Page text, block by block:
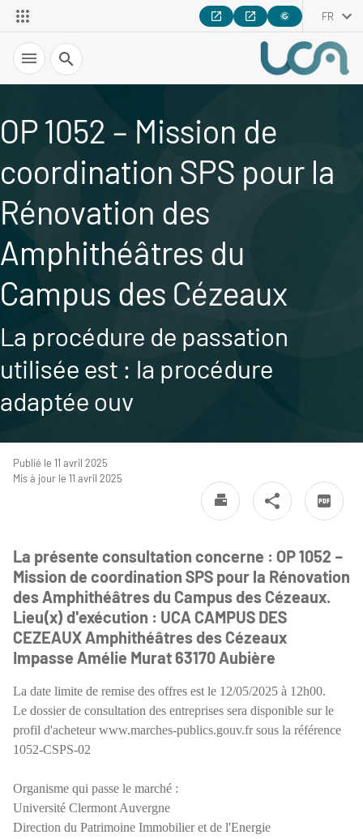
FR
Recherche
OP 1052 – Mission de
coordination SPS pour la
Rénovation des
Amphithéâtres du
Campus des Cézeaux
La procédure de passation
utilisée est : la procédure
adaptée ouv
Publié le 11 avril 2025
Mis à jour le 11 avril 2025
La présente consultation concerne : OP 1052 –
Mission de coordination SPS pour la Rénovation
des Amphithéâtres du Campus des Cézeaux.
Lieu(x) d'exécution : UCA CAMPUS DES
CEZEAUX Amphithéâtres des Cézeaux
Impasse Amélie Murat 63170 Aubière
La date limite de remise des offres est le 12/05/2025 à 12h00.
Le dossier de consultation des entreprises sera disponible sur le
profil d'acheteur www.marches-publics.gouv.fr sous la référence
1052-CSPS-02
Organisme qui passe le marché :
Université Clermont Auvergne
Direction du Patrimoine Immobilier et de l'Energie